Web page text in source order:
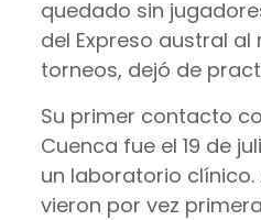
quedado sin
del Expreso austral
torneos, dejó de
Su primer contacto
Cuenca fue el 19 de
un laboratorio
vieron por vez